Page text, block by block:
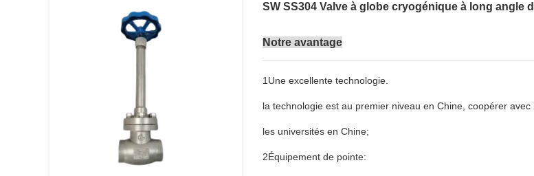
SW SS304 Valve à globe cryogénique à long angle
Notre avantage
1Une excellente technologie.
la technologie est au premier niveau en Chine, coopérer avec
les universités en Chine;
2Équipement de pointe: